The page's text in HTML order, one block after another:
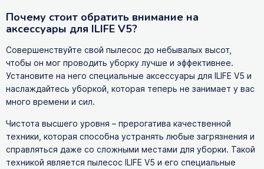
Почему стоит обратить внимание на
аксессуары для ILIFE V5?
Совершенствуйте свой пылесос до небывалых высот,
чтобы он мог проводить уборку лучше и эффективнее.
Установите на него специальные аксессуары для ILIFE V5 и
наслаждайтесь уборкой, которая теперь не занимает у вас
много времени и сил.
Чистота высшего уровня – прерогатива качественной
техники, которая способна устранять любые загрязнения и
справляться даже со сложными местами для уборки. Такой
техникой является пылесос ILIFE V5 и его специальные